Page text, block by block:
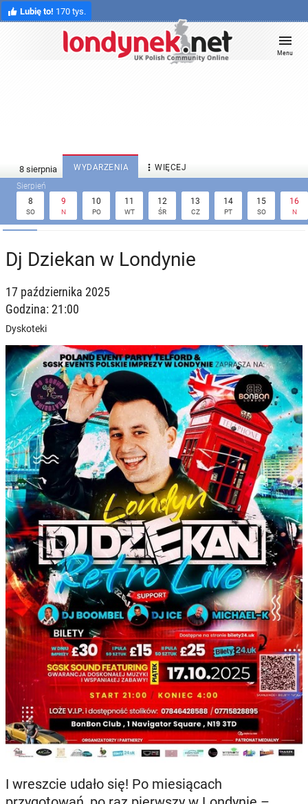
Lubię to! 170 tys.
Menu
WYDARZENIA  WIĘCEJ
8
SO
9
N
10
PO
11
WT
12
ŚR
13
CZ
14
PT
15
SO
16
N
Dj Dziekan w Londynie
17 października 2025
Godzina: 21:00
Dyskoteki
I wreszcie udało się! Po miesiącach